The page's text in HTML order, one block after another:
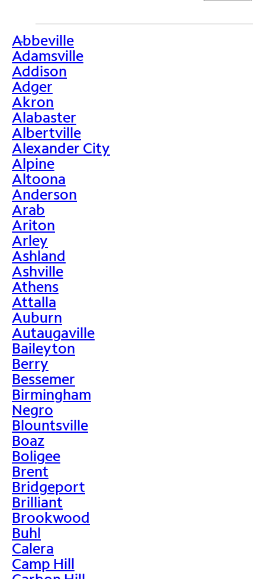
>
Abbeville
Adamsville
Addison
Adger
Akron
Alabaster
Albertville
Alexander City
Alpine
Altoona
Anderson
Arab
Ariton
Arley
Ashland
Ashville
Athens
Attalla
Auburn
Autaugaville
Baileyton
Berry
Bessemer
Birmingham
Negro
Blountsville
Boaz
Boligee
Brent
Bridgeport
Brilliant
Brookwood
Buhl
Calera
Camp Hill